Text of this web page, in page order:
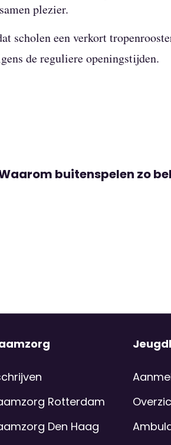
plezier.
scholen een verkort
de reguliere openingstijden.
buitenspelen zo
Rotterdam
Den Haag